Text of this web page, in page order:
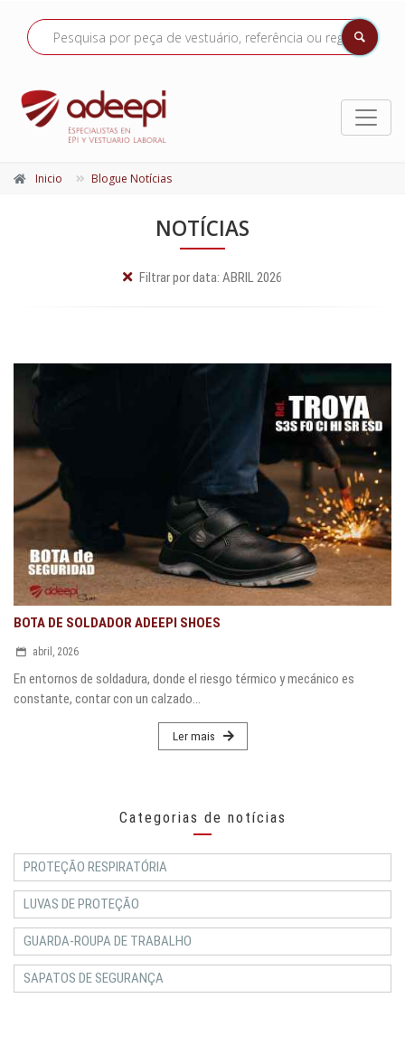
Inicio Blogue Notícias
NOTÍCIAS
Filtrar por data: ABRIL 2026
BOTA DE SOLDADOR ADEEPI SHOES
abril, 2026
En entornos de soldadura, donde el riesgo térmico y mecánico es
constante, contar con un calzado...
Ler mais
Categorias de notícias
PROTEÇÃO RESPIRATÓRIA
LUVAS DE PROTEÇÃO
GUARDA-ROUPA DE TRABALHO
SAPATOS DE SEGURANÇA